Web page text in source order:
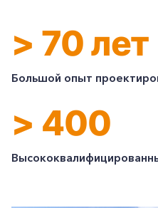
> 70 лет
Большой опыт
> 400